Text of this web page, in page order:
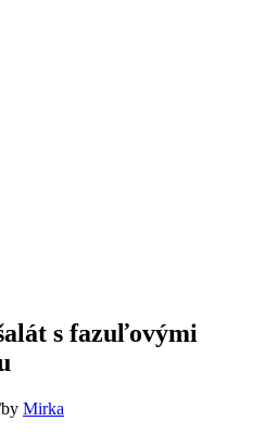
s fazuľovými
by Mirka